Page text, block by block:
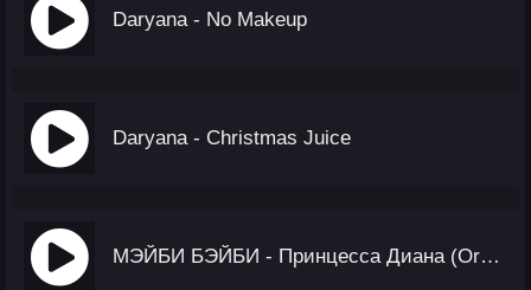
Daryana - No Makeup
Daryana - Christmas Juice
МЭЙБИ БЭЙБИ - Принцесса Диана (Orchestra Performance)